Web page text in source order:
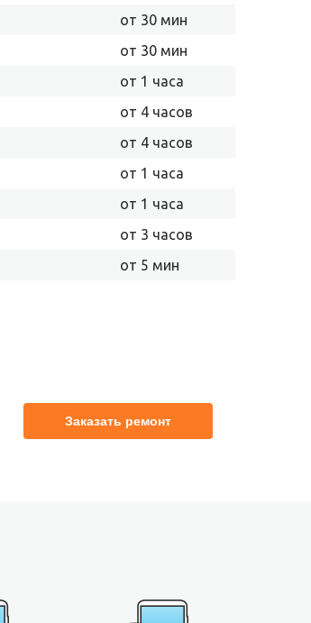
от 30 мин
от 30 мин
от 1 часа
от 4 часов
от 4 часов
от 1 часа
от 1 часа
от 3 часов
от 5 мин